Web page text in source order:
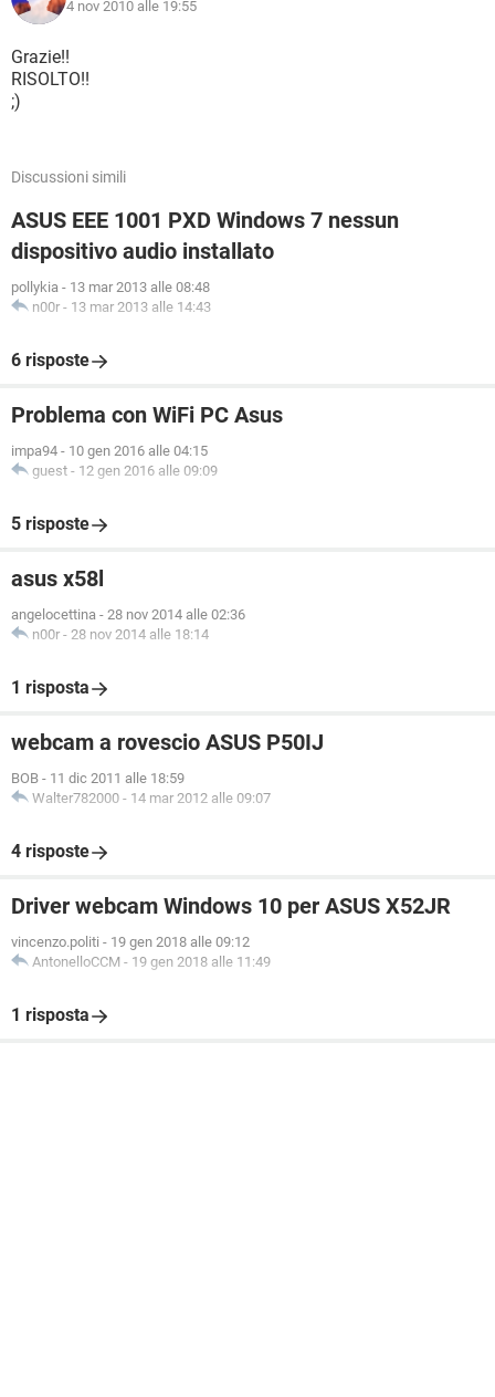
4 nov 2010 alle 19:55
Grazie!!
RISOLTO!!
;)
Discussioni simili
ASUS EEE 1001 PXD Windows 7 nessun
dispositivo audio installato
pollykia - 13 mar 2013 alle 08:48
n00r - 13 mar 2013 alle 14:43
6 risposte
Problema con WiFi PC Asus
impa94 - 10 gen 2016 alle 04:15
guest - 12 gen 2016 alle 09:09
5 risposte
asus x58l
angelocettina - 28 nov 2014 alle 02:36
n00r - 28 nov 2014 alle 18:14
1 risposta
webcam a rovescio ASUS P50IJ
BOB - 11 dic 2011 alle 18:59
Walter782000 - 14 mar 2012 alle 09:07
4 risposte
Driver webcam Windows 10 per ASUS X52JR
vincenzo.politi - 19 gen 2018 alle 09:12
AntonelloCCM - 19 gen 2018 alle 11:49
1 risposta